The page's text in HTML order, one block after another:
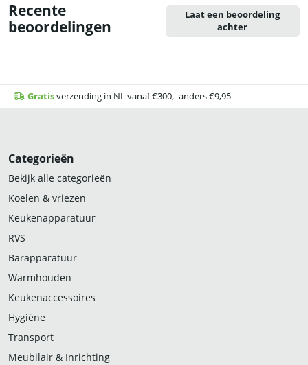
Recente
beoordelingen
Laat een beoordeling
achter
Gratisverzending in NL vanaf €300,- anders €9,95
Categorieën
Bekijk alle categorieën
Koelen & vriezen
Keukenapparatuur
RVS
Barapparatuur
Warmhouden
Keukenaccessoires
Hygiëne
Transport
Meubilair & Inrichting